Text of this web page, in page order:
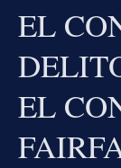
EL
EL